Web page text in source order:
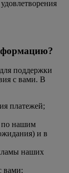
поддержки
с вами. В
платежей;
по нашим
и в
наших
вами;